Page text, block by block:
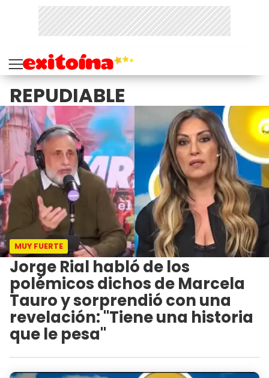
REPUDIABLE
MUY FUERTE
Jorge Rial habló de los
polémicos dichos de Marcela
Tauro y sorprendió con una
revelación: "Tiene una historia
que le pesa"